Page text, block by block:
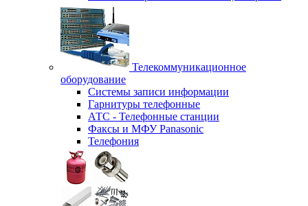
Телекоммуникационное
оборудование
Системы записи информации
Гарнитуры телефонные
АТС - Телефонные станции
Факсы и МФУ Panasonic
Телефония